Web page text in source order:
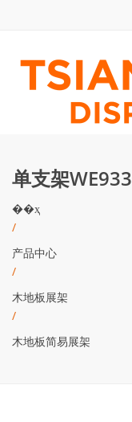
单支架WE933
��ҳ
/
产品中心
/
木地板展架
/
木地板简易展架